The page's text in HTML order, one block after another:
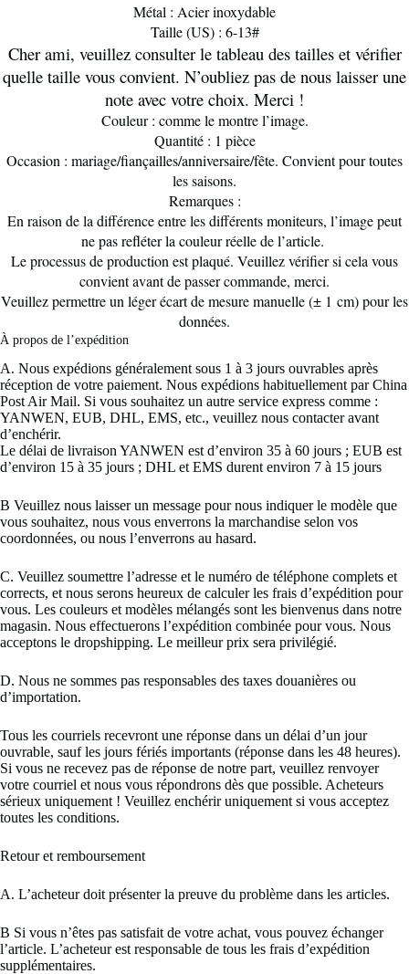
Métal : Acier inoxydable
Taille (US) : 6-13#
Cher ami, veuillez consulter le tableau des tailles et vérifier
quelle taille vous convient. N’oubliez pas de nous laisser une
note avec votre choix. Merci !
Couleur : comme le montre l’image.
Quantité : 1 pièce
Occasion : mariage/fiançailles/anniversaire/fête. Convient pour toutes
les saisons.
Remarques :
En raison de la différence entre les différents moniteurs, l’image peut
ne pas refléter la couleur réelle de l’article.
Le processus de production est plaqué. Veuillez vérifier si cela vous
convient avant de passer commande, merci.
Veuillez permettre un léger écart de mesure manuelle (± 1 cm) pour les
données.
À propos de l’expédition
A. Nous expédions généralement sous 1 à 3 jours ouvrables après
réception de votre paiement. Nous expédions habituellement par China
Post Air Mail. Si vous souhaitez un autre service express comme :
YANWEN, EUB, DHL, EMS, etc., veuillez nous contacter avant
d’enchérir.
Le délai de livraison YANWEN est d’environ 35 à 60 jours ; EUB est
d’environ 15 à 35 jours ; DHL et EMS durent environ 7 à 15 jours
B Veuillez nous laisser un message pour nous indiquer le modèle que
vous souhaitez, nous vous enverrons la marchandise selon vos
coordonnées, ou nous l’enverrons au hasard.
C. Veuillez soumettre l’adresse et le numéro de téléphone complets et
corrects, et nous serons heureux de calculer les frais d’expédition pour
vous. Les couleurs et modèles mélangés sont les bienvenus dans notre
magasin. Nous effectuerons l’expédition combinée pour vous. Nous
acceptons le dropshipping. Le meilleur prix sera privilégié.
D. Nous ne sommes pas responsables des taxes douanières ou
d’importation.
Tous les courriels recevront une réponse dans un délai d’un jour
ouvrable, sauf les jours fériés importants (réponse dans les 48 heures).
Si vous ne recevez pas de réponse de notre part, veuillez renvoyer
votre courriel et nous vous répondrons dès que possible. Acheteurs
sérieux uniquement ! Veuillez enchérir uniquement si vous acceptez
toutes les conditions.
Retour et remboursement
A. L’acheteur doit présenter la preuve du problème dans les articles.
B Si vous n’êtes pas satisfait de votre achat, vous pouvez échanger
l’article. L’acheteur est responsable de tous les frais d’expédition
supplémentaires.